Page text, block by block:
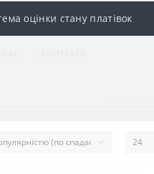
оцінки стану платівок